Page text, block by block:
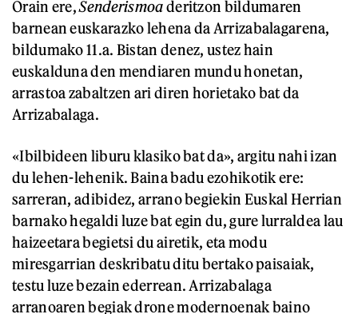
Orain ere,Senderismoaderitzon bildumaren
barnean euskarazko lehena da Arrizabalagarena,
bildumako 11.a. Bistan denez, ustez hain
euskalduna den mendiaren mundu honetan,
arrastoa zabaltzen ari diren horietako bat da
Arrizabalaga.
«Ibilbideen liburu klasiko bat da», argitu nahi izan
du lehen-lehenik. Baina badu ezohikotik ere:
sarreran, adibidez, arrano begiekin Euskal Herrian
barnako hegaldi luze bat egin du, gure lurraldea lau
haizeetara begietsi du airetik, eta modu
miresgarrian deskribatu ditu bertako paisaiak,
testu luze bezain ederrean. Arrizabalaga
arranoaren begiak drone modernoenak baino